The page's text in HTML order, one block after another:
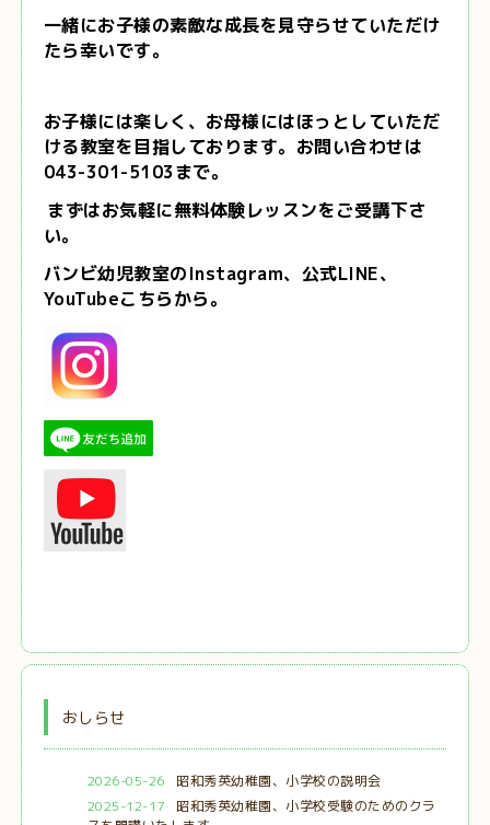
一緒にお子様の素敵な成長を見守らせていただけ
たら幸いです。
お子様には楽しく、お母様にはほっとしていただ
ける教室を目指しております。 お問い合わせは
043-301-5103まで。
まずはお気軽に無料体験レッスンをご受講下さ
い。
バンビ幼児教室のInstagram、公式LINE、
YouTubeこちらから。
おしらせ
2026-05-26
昭和秀英幼稚園、小学校の説明会
2025-12-17
昭和秀英幼稚園、小学校受験のためのクラ